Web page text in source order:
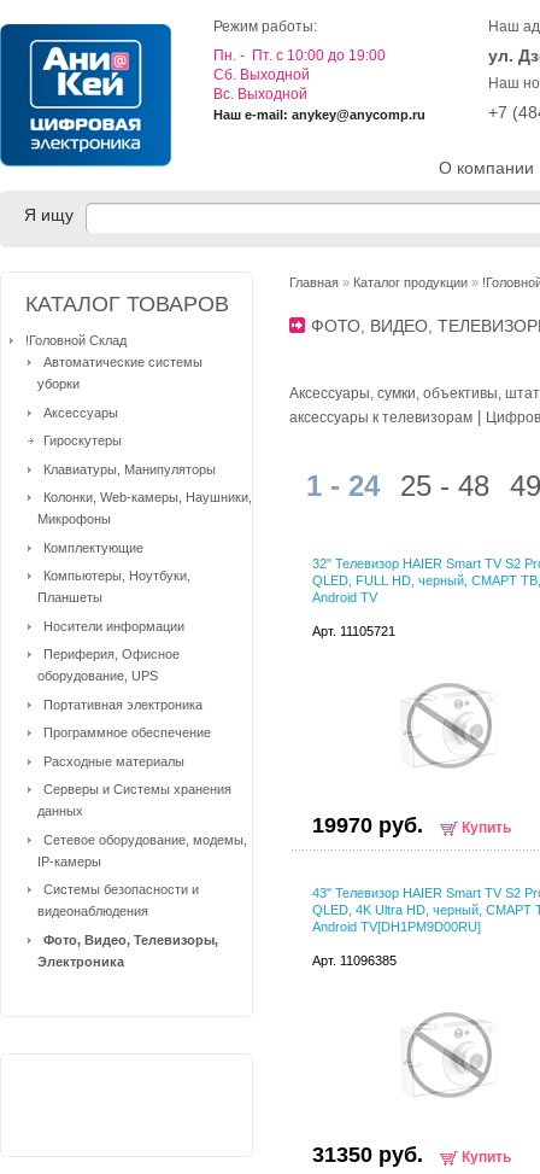
О компании
Режим работы:
Пн. - Пт. с 10:00 до 19:00
Cб. Выходной
Вс. Выходной
Наш e-mail: anykey@anycomp.ru
Наш
ул.
Наш
+7
Я ищу
Главная » Каталог продукции »
ФОТО, ВИДЕО,
Аксессуары, сумки, объективы,
аксессуары к телевизорам
1 - 24 25 - 48
32" Телевизор HAIER Smart TV S2
QLED, FULL HD, черный, СМАРТ ТВ,
Android TV
Арт. 11105721
19970 руб. Купить
43" Телевизор HAIER Smart TV S2
QLED, 4K Ultra HD, черный, СМАРТ
Android TV[DH1PM9D00RU]
Арт. 11096385
31350 руб. Купить
КАТАЛОГ ТОВАРОВ
!Головной Склад
Автоматические системы
уборки
Аксессуары
Гироскутеры
Клавиатуры, Манипуляторы
Колонки, Web-камеры, Наушники,
Микрофоны
Комплектующие
Компьютеры, Ноутбуки,
Планшеты
Носители информации
Периферия, Офисное
оборудование, UPS
Портативная электроника
Программное обеспечение
Расходные материалы
Серверы и Системы хранения
данных
Сетевое оборудование, модемы,
IP-камеры
Системы безопасности и
видеонаблюдения
Фото, Видео, Телевизоры,
Электроника